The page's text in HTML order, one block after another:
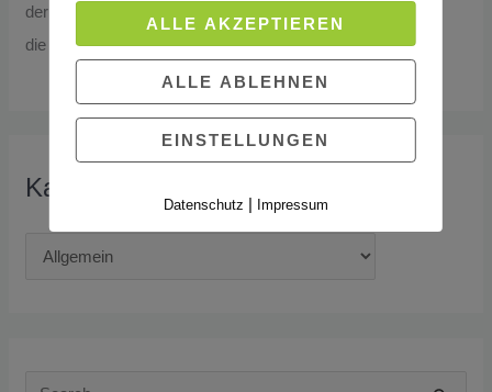
der inneren Heilung. Außerdem findest du hier auch immer
die neuesten Podcastfolgen.
Kategorien
ALLE AKZEPTIEREN
ALLE ABLEHNEN
EINSTELLUNGEN
Datenschutz | Impressum